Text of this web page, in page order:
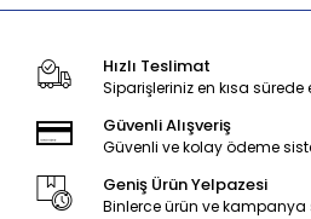
Hızlı Teslimat
Siparişleriniz en kısa sürede
Güvenli Alışveriş
Güvenli ve kolay ödeme
Geniş Ürün Yelpazesi
Binlerce ürün ve kampanya